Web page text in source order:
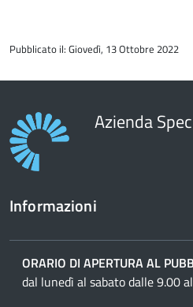
del
Pubblicato il: Giovedì, 13 Ottobre 2022
Azienda
Informazioni
ORARIO DI APERTURA AL
dal lunedì al sabato dalle 9.00